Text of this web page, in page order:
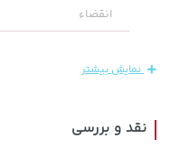
انقضاء
نمایش بیشتر
نقد و بررسی